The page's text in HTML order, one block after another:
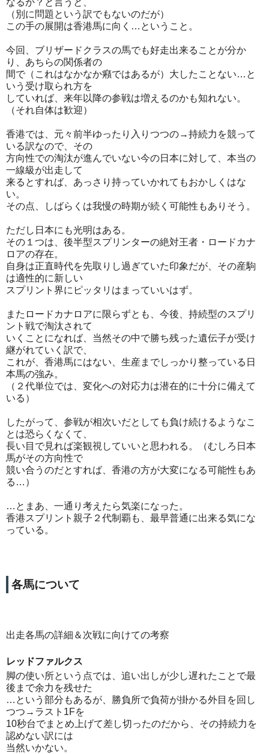
（別に問題という訳でもないのだが）
この手の展開は香港馬に向く…ということ。
今回、ブリザードクラスの馬でも好走出来ることが分か
り、あちらの関係者の
間で（これはなかなか癪ではあるが）大したことない…と
いう受け取られ方を
していれば、来年以降の参戦は増えるのかも知れない。
（それ自体は歓迎）
香港では、元々前半ゆったり入りつつの→持続力を競って
いる訳なので、その
方向性での淘汰が進んでいない今の日本に対して、本当の
一線級が出走して
来るとすれば、あっさり持っていかれてもおかしくはな
い。
その点、しばらくは我慢の時期が続く可能性もありそう。
ただし日本にも光明はある。
その１つは、後半型スプリンターの絶対王者・ロードカナ
ロアの存在。
自身は正直時代を先取りし過ぎていた印象だが、その産駒
は適性的に新しい
スプリント界にピッタリはまっていいはず。
またロードカナロアに限らずとも、今後、持続型のスプリ
ント戦で淘汰されて
いくことになれば、当然その中で勝ち残った遺伝子が受け
継がれていく訳で、
これが、香港馬にはない、生産までしっかり整っている日
本馬の強み。
（２代単位では、変化への対応力は潜在的に十分に備えて
いる）
したがって、参戦が相次いだとしても負け続けるようなこ
とは恐らくなくて、
長い目で見れば楽観視していいと思われる。（むしろ日本
馬がその方向性で
競い合うのだとすれば、香港の方が大変になる可能性もあ
る…）
…とまあ、一通り考えたら気楽になった。
香港スプリント親子２代制覇も、最早普通に出来る気にな
っている。
各馬について
出走各馬の詳細＆次戦に向けての考察
レッドファルクス
脚の使い所という点では、追い出しが少し遅れたことで最
後まで余力を残せた
…という部分もあるが、勝負所で負荷が掛かる外目を回し
つつ→ラスト1Fを
10秒台でまとめ上げて差し切ったのだから、その持続力を
認めない訳には
当然いかない。